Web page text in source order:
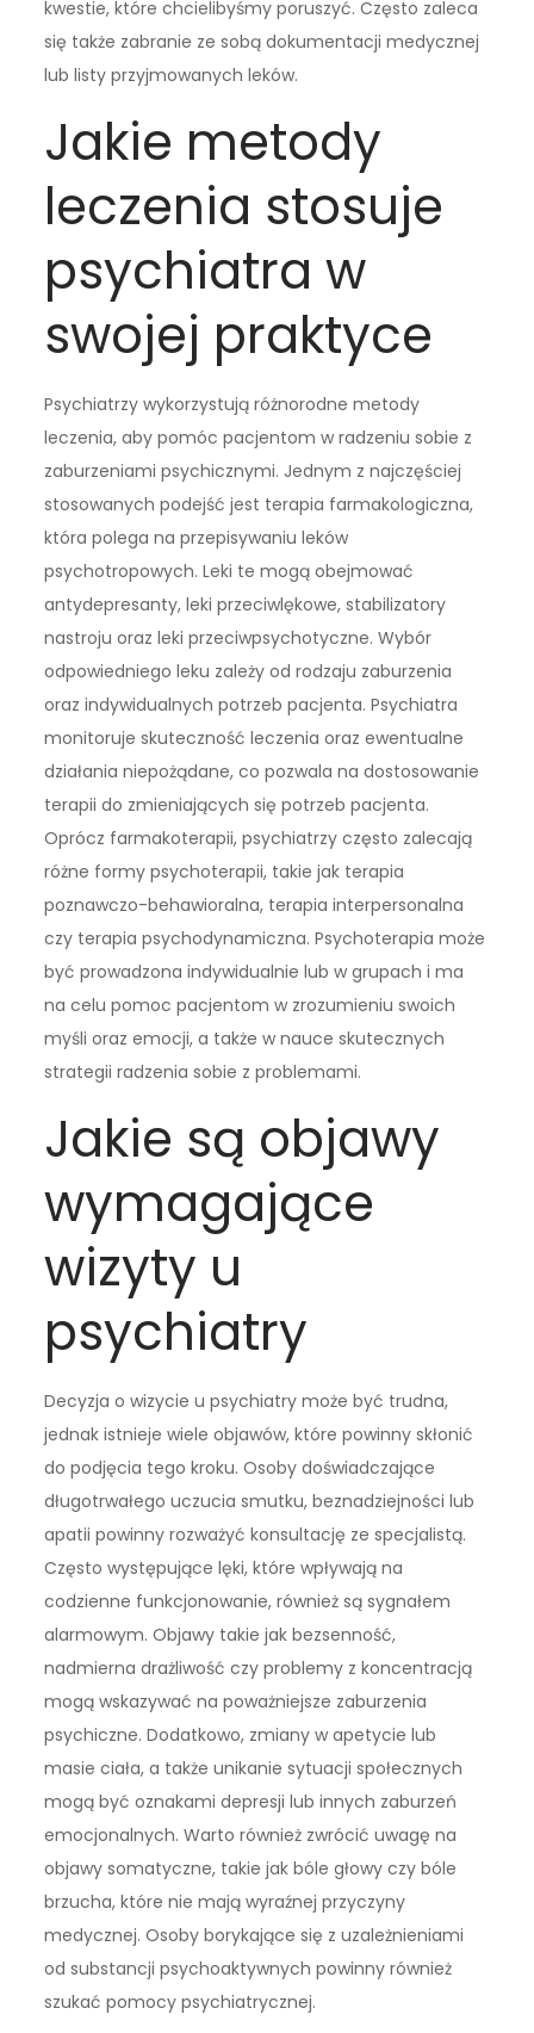
kwestie, które chcielibyśmy poruszyć. Często zaleca
się także zabranie ze sobą dokumentacji medycznej
lub listy przyjmowanych leków.
Jakie metody
leczenia stosuje
psychiatra w
swojej praktyce
Psychiatrzy wykorzystują różnorodne metody
leczenia, aby pomóc pacjentom w radzeniu sobie z
zaburzeniami psychicznymi. Jednym z najczęściej
stosowanych podejść jest terapia farmakologiczna,
która polega na przepisywaniu leków
psychotropowych. Leki te mogą obejmować
antydepresanty, leki przeciwlękowe, stabilizatory
nastroju oraz leki przeciwpsychotyczne. Wybór
odpowiedniego leku zależy od rodzaju zaburzenia
oraz indywidualnych potrzeb pacjenta. Psychiatra
monitoruje skuteczność leczenia oraz ewentualne
działania niepożądane, co pozwala na dostosowanie
terapii do zmieniających się potrzeb pacjenta.
Oprócz farmakoterapii, psychiatrzy często zalecają
różne formy psychoterapii, takie jak terapia
poznawczo-behawioralna, terapia interpersonalna
czy terapia psychodynamiczna. Psychoterapia może
być prowadzona indywidualnie lub w grupach i ma
na celu pomoc pacjentom w zrozumieniu swoich
myśli oraz emocji, a także w nauce skutecznych
strategii radzenia sobie z problemami.
Jakie są objawy
wymagające
wizyty u
psychiatry
Decyzja o wizycie u psychiatry może być trudna,
jednak istnieje wiele objawów, które powinny skłonić
do podjęcia tego kroku. Osoby doświadczające
długotrwałego uczucia smutku, beznadziejności lub
apatii powinny rozważyć konsultację ze specjalistą.
Często występujące lęki, które wpływają na
codzienne funkcjonowanie, również są sygnałem
alarmowym. Objawy takie jak bezsenność,
nadmierna drażliwość czy problemy z koncentracją
mogą wskazywać na poważniejsze zaburzenia
psychiczne. Dodatkowo, zmiany w apetycie lub
masie ciała, a także unikanie sytuacji społecznych
mogą być oznakami depresji lub innych zaburzeń
emocjonalnych. Warto również zwrócić uwagę na
objawy somatyczne, takie jak bóle głowy czy bóle
brzucha, które nie mają wyraźnej przyczyny
medycznej. Osoby borykające się z uzależnieniami
od substancji psychoaktywnych powinny również
szukać pomocy psychiatrycznej.